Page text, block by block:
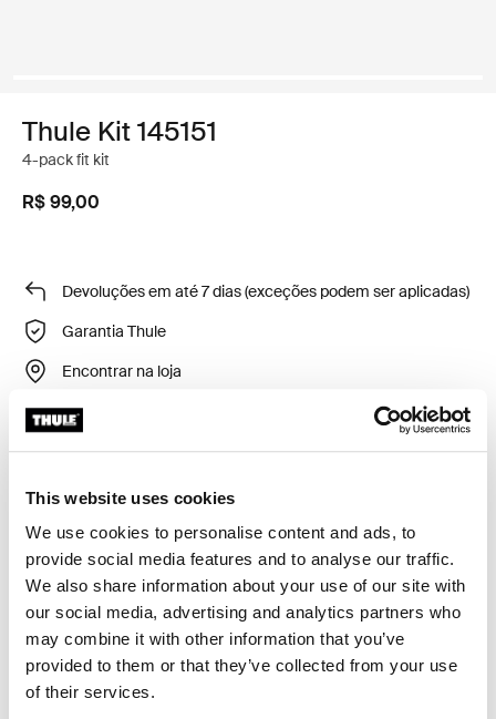
This website uses cookies
We use cookies to personalise content and ads, to
provide social media features and to analyse our traffic.
We also share information about your use of our site with
our social media, advertising and analytics partners who
may combine it with other information that you’ve
provided to them or that they’ve collected from your use
of their services.
Thule Kit 145151
4-pack fit kit
R$ 99,00
Devoluções em até 7 dias (exceções podem ser aplicadas)
Garantia Thule
Encontrar na loja
Calcular frete e prazo
Kit de instalação personalizado para montar um
sistema rack de teto Thule em veículos sem pontos de
fixação para rack de teto pré-existentes ou racks de
fábrica.